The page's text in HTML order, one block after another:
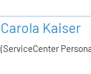
Carola Kaiser
(ServiceCenter